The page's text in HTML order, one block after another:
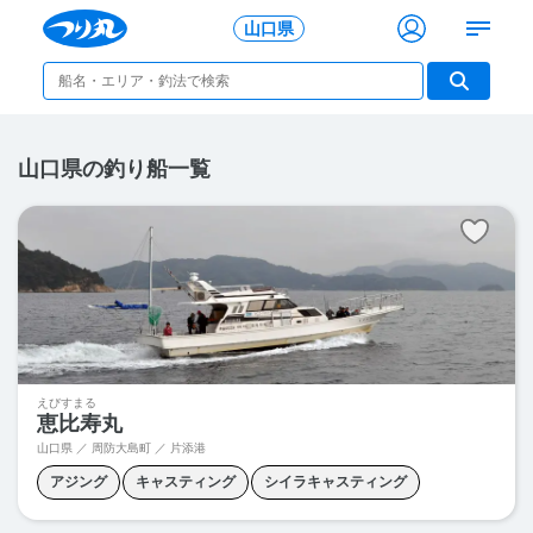
山口県
山口県の釣り船一覧
えびすまる
恵比寿丸
山口県 ／ 周防大島町 ／ 片添港
アジング キャスティング シイラキャスティング
ジギング タチウオジギング ティップラン